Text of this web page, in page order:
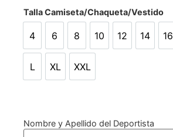
Talla Camiseta/Chaqueta/Vestido
4
4
6
6
8
8
10
10
12
12
14
14
16
16
L
L
XL
XL
XXL
XXL
Nombre y Apellido del Deportista